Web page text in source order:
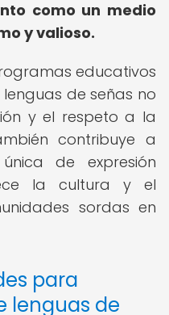
como un medio
y valioso.
educativos
de señas no
y el respeto a la
contribuye a
de expresión
la cultura y el
sordas en
para
lenguas de